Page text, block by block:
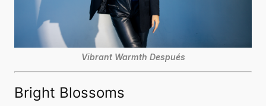
Vibrant Warmth Después
Bright Blossoms